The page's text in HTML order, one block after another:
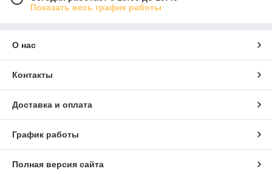
Показать весь график работы
О нас
Контакты
Доставка и оплата
График работы
Полная версия сайта